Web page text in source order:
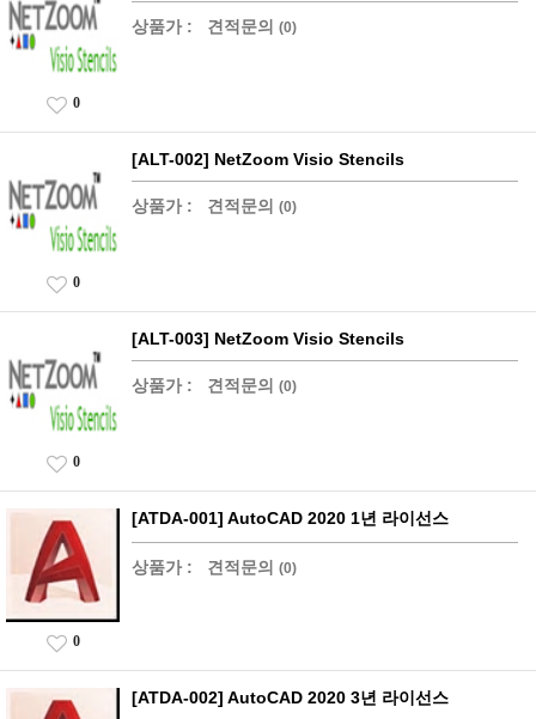
상품가 : 견적문의 (0)
0
[ALT-002] NetZoom Visio Stencils
상품가 : 견적문의 (0)
0
[ALT-003] NetZoom Visio Stencils
상품가 : 견적문의 (0)
0
[ATDA-001] AutoCAD 2020 1년 라이선스
상품가 : 견적문의 (0)
0
[ATDA-002] AutoCAD 2020 3년 라이선스